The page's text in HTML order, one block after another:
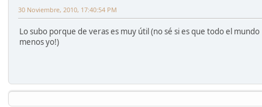
30 Noviembre, 2010, 17:40:54 PM
Lo subo porque de veras es muy útil (no sé si es que todo el mundo
menos yo!)